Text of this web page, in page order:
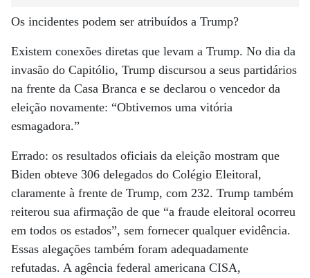
Os incidentes podem ser atribuídos a Trump?
Existem conexões diretas que levam a Trump. No dia da
invasão do Capitólio, Trump discursou a seus partidários
na frente da Casa Branca e se declarou o vencedor da
eleição novamente: “Obtivemos uma vitória
esmagadora.”
Errado: os resultados oficiais da eleição mostram que
Biden obteve 306 delegados do Colégio Eleitoral,
claramente à frente de Trump, com 232. Trump também
reiterou sua afirmação de que “a fraude eleitoral ocorreu
em todos os estados”, sem fornecer qualquer evidência.
Essas alegações também foram adequadamente
refutadas. A agência federal americana CISA,